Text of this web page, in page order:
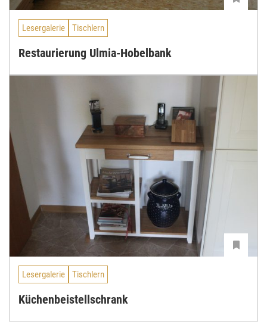
Lesergalerie Tischlern
Restaurierung Ulmia-Hobelbank
Lesergalerie Tischlern
Küchenbeistellschrank